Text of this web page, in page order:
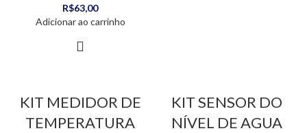
R$63,00
Adicionar ao carrinho
KIT MEDIDOR DE
TEMPERATURA
KIT SENSOR DO
NÍVEL DE AGUA